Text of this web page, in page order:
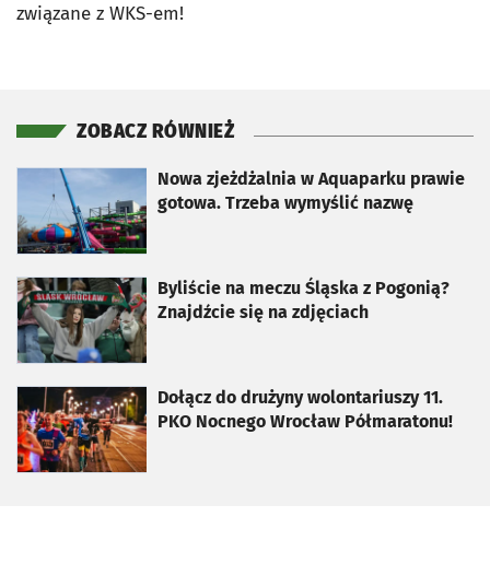
związane z WKS-em!
ZOBACZ RÓWNIEŻ
Nowa zjeżdżalnia w Aquaparku prawie
gotowa. Trzeba wymyślić nazwę
otworzy się w nowej karcie
Byliście na meczu Śląska z Pogonią?
Znajdźcie się na zdjęciach
otworzy się w nowej karcie
Dołącz do drużyny wolontariuszy 11.
PKO Nocnego Wrocław Półmaratonu!
otworzy się w nowej karcie